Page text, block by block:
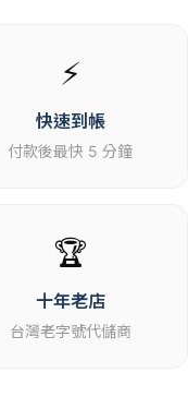
⚡
快速到帳
付款後最快 5 分鐘
🏆
十年老店
台灣老字號代儲商